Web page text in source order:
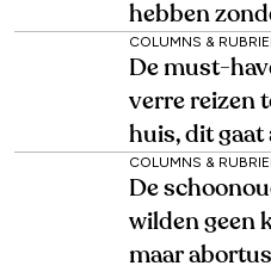
hebben
COLUMNS &
De must-
verre reizen
huis, dit gaat
COLUMNS &
De
wilden geen
maar abortus